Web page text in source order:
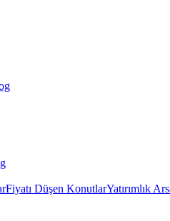
Fiyatı Düşen KonutlarYatırımlık